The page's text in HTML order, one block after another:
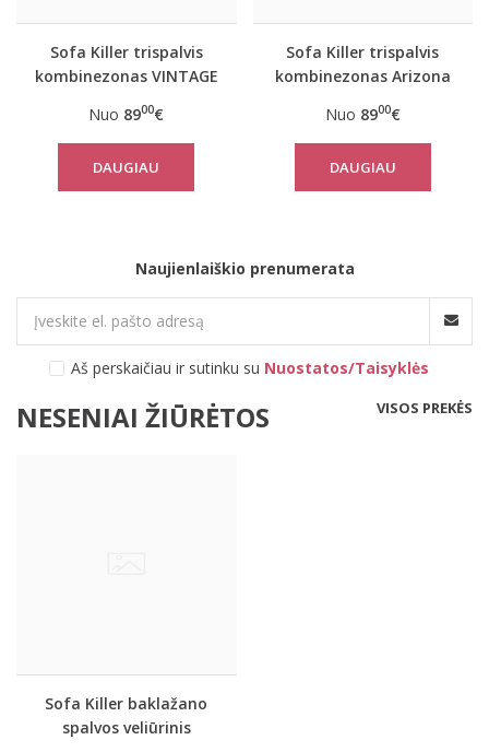
Sofa Killer trispalvis
kombinezonas VINTAGE
Nuo 8900€
DAUGIAU
Sofa Killer trispalvis
kombinezonas Arizona
Nuo 8900€
DAUGIAU
Naujienlaiškio prenumerata
Aš perskaičiau ir sutinku su Nuostatos/Taisyklės
NESENIAI ŽIŪRĖTOS VISOS PREKĖS
Sofa Killer baklažano
spalvos veliūrinis